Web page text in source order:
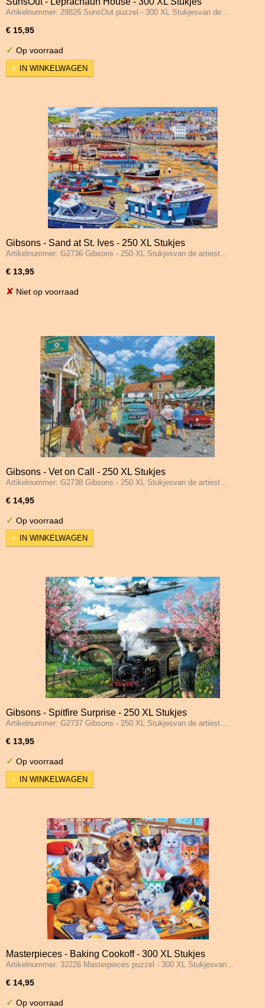
Artikelnummer: 29826 SunsOut puzzel - 300 XL Stukjesvan de…
€ 15,95
✓ Op voorraad
IN WINKELWAGEN
Gibsons - Sand at St. Ives - 250 XL Stukjes
Artikelnummer: G2736 Gibsons - 250 XL Stukjesvan de artiest…
€ 13,95
✘ Niet op voorraad
Gibsons - Vet on Call - 250 XL Stukjes
Artikelnummer: G2738 Gibsons - 250 XL Stukjesvan de artiest…
€ 14,95
✓ Op voorraad
IN WINKELWAGEN
Gibsons - Spitfire Surprise - 250 XL Stukjes
Artikelnummer: G2737 Gibsons - 250 XL Stukjesvan de artiest…
€ 13,95
✓ Op voorraad
IN WINKELWAGEN
Masterpieces - Baking Cookoff - 300 XL Stukjes
Artikelnummer: 32226 Masterpieces puzzel - 300 XL Stukjesvan…
€ 14,95
✓ Op voorraad